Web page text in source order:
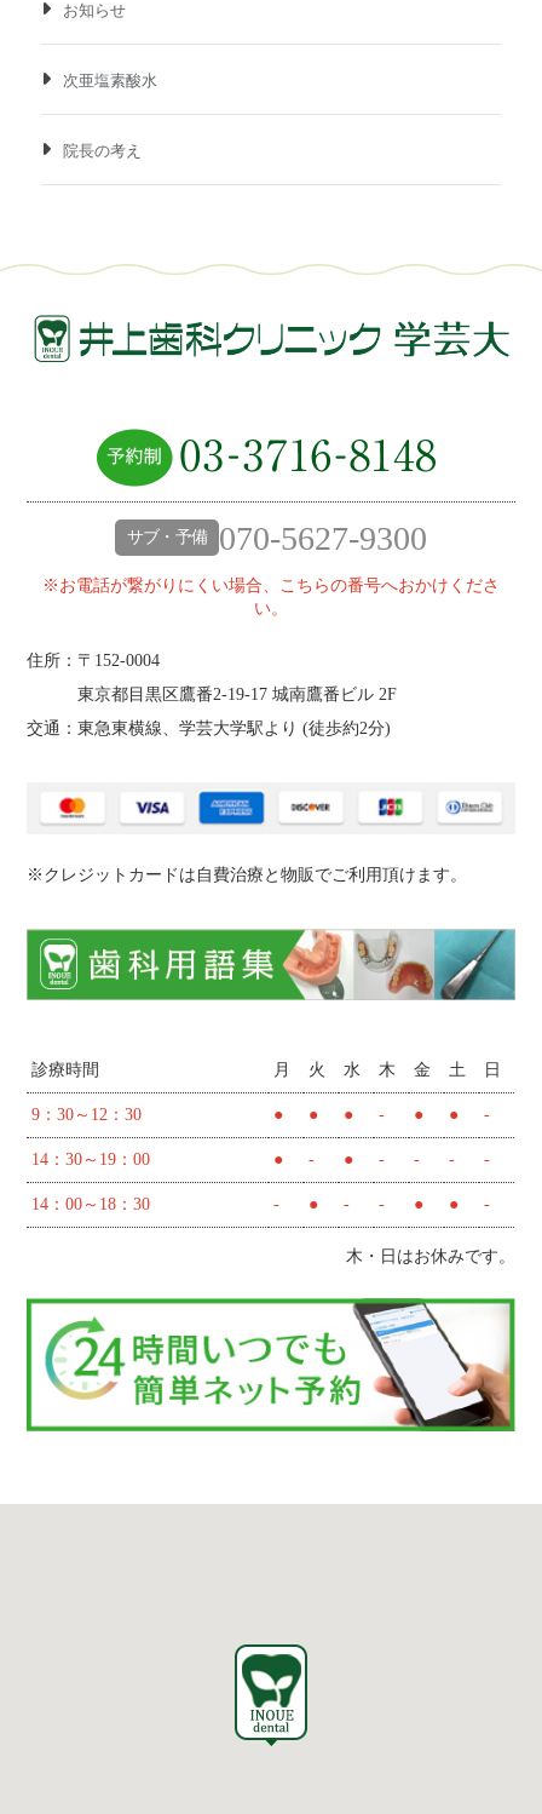
お知らせ
次亜塩素酸水
院長の考え
サブ・予備 070-5627-9300
※お電話が繋がりにくい場合、こちらの番号へおかけくださ
い。
住所：〒152-0004
東京都目黒区鷹番2‐19‐17 城南鷹番ビル 2F
交通：東急東横線、学芸大学駅より (徒歩約2分)
※クレジットカードは自費治療と物販でご利用頂けます。
診療時間 月 火 水 木 金 土 日
9：30～12：30 ● ● ● - ● ● -
14：30～19：00 ● - ● - - - -
14：00～18：30 - ● - - ● ● -
木・日はお休みです。